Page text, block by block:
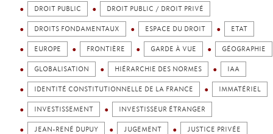
DROIT PUBLIC DROIT PUBLIC / DROIT PRIVÉ
DROITS FONDAMENTAUX ESPACE DU DROIT ETAT
EUROPE FRONTIÈRE GARDE À VUE GÉOGRAPHIE
GLOBALISATION HIÉRARCHIE DES NORMES IAA
IDENTITÉ CONSTITUTIONNELLE DE LA FRANCE IMMATÉRIEL
INVESTISSEMENT INVESTISSEUR ÉTRANGER
JEAN-RENÉ DUPUY JUGEMENT JUSTICE PRIVÉE